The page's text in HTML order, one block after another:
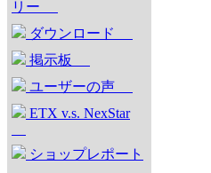
リー
ダウンロード
掲示板
ユーザーの声
ETX v.s. NexStar
ショップレポート